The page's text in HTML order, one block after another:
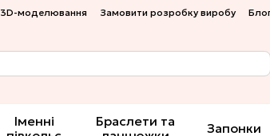
3D-моделювання Замовити розробку виробу
Іменні
Браслети та
Запонки